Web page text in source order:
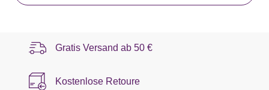
Gratis Versand ab 50 €
Kostenlose Retoure